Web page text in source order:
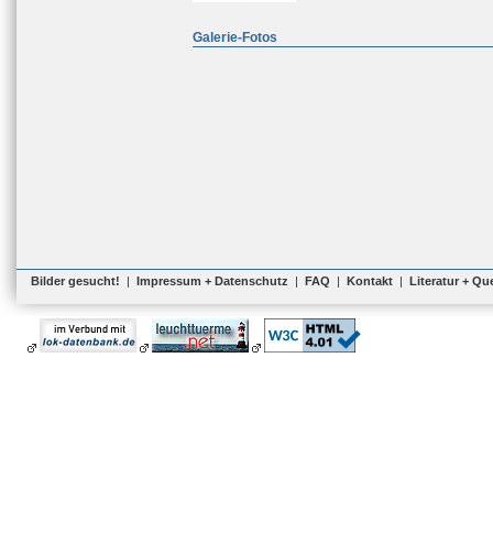
Galerie-Fotos
Bilder gesucht! | Impressum + Datenschutz | FAQ | Kontakt | Literatur +